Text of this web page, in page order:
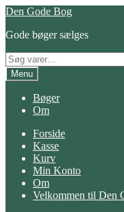
Spring
navigation
Spring
indhold
Den Gode Bog
Gode bøger sælges
Søg
efter:
Menu
Bøger
Om
Forside
Kasse
Kurv
Min Konto
Om
Velkommen til Den